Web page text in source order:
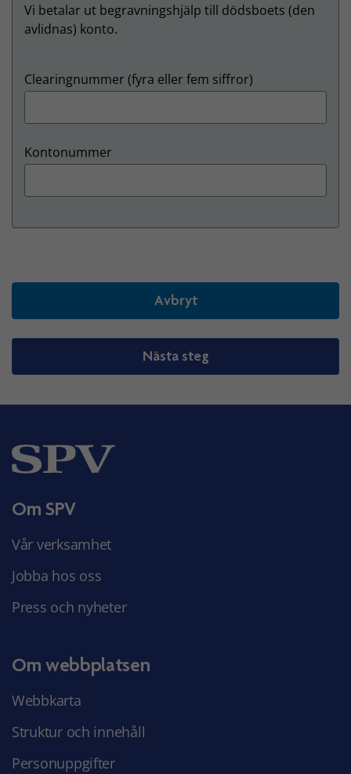
Vi betalar ut begravningshjälp till dödsboets (den
avlidnas) konto.
Clearingnummer (fyra eller fem siffror)
Kontonummer
Avbryt
Nästa steg
Om SPV
Vår verksamhet
Jobba hos oss
Press och nyheter
Om webbplatsen
Webbkarta
Struktur och innehåll
Personuppgifter